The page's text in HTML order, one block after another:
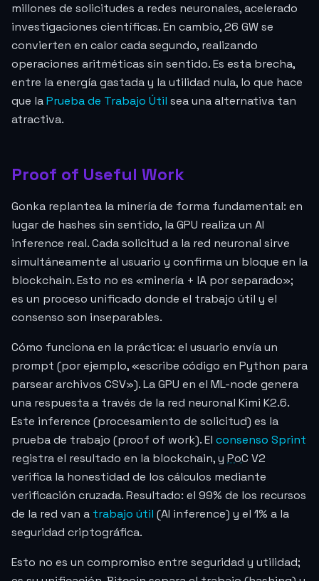
millones de solicitudes a redes neuronales, acelerado
investigaciones científicas. En cambio, 26 GW se
convierten en calor cada segundo, realizando
operaciones aritméticas sin sentido. Es esta brecha,
entre la energía gastada y la utilidad nula, lo que hace
que laPrueba de Trabajo Útil sea una alternativa tan
atractiva.
Proof of Useful Work
Gonka replantea la minería de forma fundamental: en
lugar de hashes sin sentido, la GPU realiza un AI
inference real. Cada solicitud a la red neuronal sirve
simultáneamente al usuario y confirma un bloque en la
blockchain. Esto no es «minería + IA por separado»;
es un proceso unificado donde el trabajo útil y el
consenso son inseparables.
Cómo funciona en la práctica: el usuario envía un
prompt (por ejemplo, «escribe código en Python para
parsear archivos CSV»). La GPU en el ML-node genera
una respuesta a través de la red neuronal Kimi K2.6.
Este inference (procesamiento de solicitud) es la
prueba de trabajo (proof of work). El consenso Sprint
registra el resultado en la blockchain, y PoC V2
verifica la honestidad de los cálculos mediante
verificación cruzada. Resultado: el 99% de los recursos
de la red van a trabajo útil (AI inference) y el 1% a la
seguridad criptográfica.
Esto no es un compromiso entre seguridad y utilidad;